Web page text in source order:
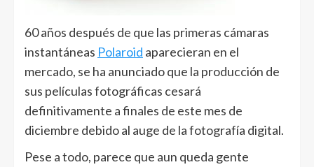
60 años después de que las primeras cámaras
instantáneas Polaroid aparecieran en el
mercado, se ha anunciado que la producción de
sus películas fotográficas cesará
definitivamente a finales de este mes de
diciembre debido al auge de la fotografía digital.
Pese a todo, parece que aun queda gente